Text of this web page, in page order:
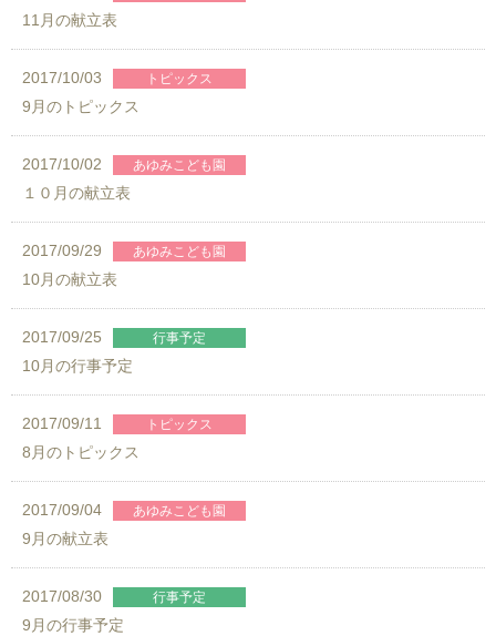
11月の献立表
2017/10/03
9月のトピックス
2017/10/02
１０月の献立表
2017/09/29
10月の献立表
2017/09/25
10月の行事予定
2017/09/11
8月のトピックス
2017/09/04
9月の献立表
2017/08/30
9月の行事予定